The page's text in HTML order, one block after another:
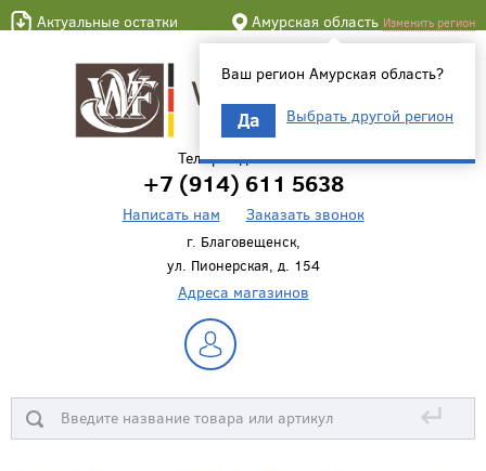
Актуальные остатки Амурская область Изменить регион
Ваш регион Амурская область?
Да Выбрать другой регион
Телефон для связи
+7 (914) 611 5638
Написать нам Заказать звонок
г. Благовещенск,
ул. Пионерская, д. 154
Адреса магазинов
↵